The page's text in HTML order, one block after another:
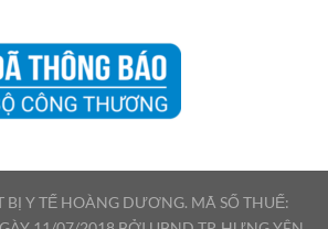
Y TẾ HOÀNG DƯƠNG. MÃ SỐ THUẾ: